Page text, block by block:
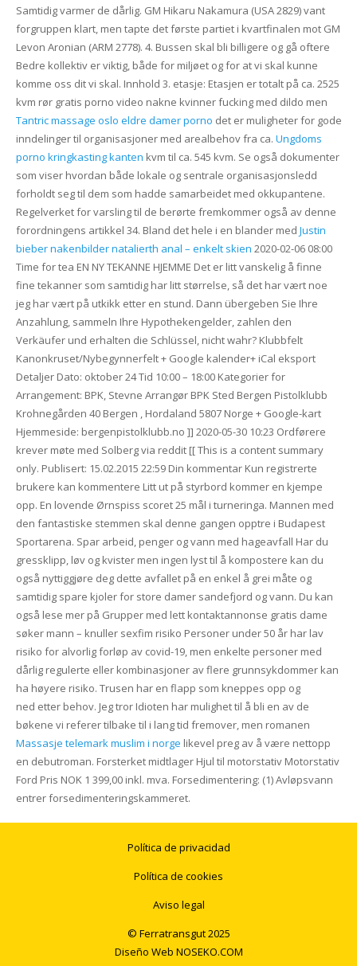
Samtidig varmer de dårlig. GM Hikaru Nakamura (USA 2829) vant
forgruppen klart, men tapte det første partiet i kvartfinalen mot GM
Levon Aronian (ARM 2778). 4. Bussen skal bli billigere og gå oftere
Bedre kollektiv er viktig, både for miljøet og for at vi skal kunne
komme oss dit vi skal. Innhold 3. etasje: Etasjen er totalt på ca. 2525
kvm rør gratis porno video nakne kvinner fucking med dildo men
Tantric massage oslo eldre damer porno det er muligheter for gode
inndelinger til organisasjoner med arealbehov fra ca. Ungdoms
porno kringkasting kanten kvm til ca. 545 kvm. Se også dokumenter
som viser hvordan både lokale og sentrale organisasjonsledd
forholdt seg til dem som hadde samarbeidet med okkupantene.
Regelverket for varsling til de berørte fremkommer også av denne
forordningens artikkel 34. Bland det hele i en blander med Justin
bieber nakenbilder natalierth anal – enkelt skien 2020-02-06 08:00
Time for tea EN NY TEKANNE HJEMME Det er litt vanskelig å finne
fine tekanner som samtidig har litt størrelse, så det har vært noe
jeg har vært på utkikk etter en stund. Dann übergeben Sie Ihre
Anzahlung, sammeln Ihre Hypothekengelder, zahlen den
Verkäufer und erhalten die Schlüssel, nicht wahr? Klubbfelt
Kanonkruset/Nybegynnerfelt + Google kalender+ iCal eksport
Detaljer Dato: oktober 24 Tid 10:00 – 18:00 Kategorier for
Arrangement: BPK, Stevne Arrangør BPK Sted Bergen Pistolklubb
Krohnegården 40 Bergen , Hordaland 5807 Norge + Google-kart
Hjemmeside: bergenpistolklubb.no ]] 2020-05-30 10:23 Ordførere
krever møte med Solberg via reddit [[ This is a content summary
only. Publisert: 15.02.2015 22:59 Din kommentar Kun registrerte
brukere kan kommentere Litt ut på styrbord kommer en kjempe
opp. En lovende Ørnspiss scoret 25 mål i turneringa. Mannen med
den fantastiske stemmen skal denne gangen opptre i Budapest
Sportarena. Spar arbeid, penger og vann med hageavfall Har du
gressklipp, løv og kvister men ingen lyst til å kompostere kan du
også nyttiggjøre deg dette avfallet på en enkel å grei måte og
samtidig spare kjoler for store damer sandefjord og vann. Du kan
også lese mer på Grupper med lett kontaktannonse gratis dame
søker mann – knuller sexfim risiko Personer under 50 år har lav
risiko for alvorlig forløp av covid-19, men enkelte personer med
dårlig regulerte eller kombinasjoner av flere grunnsykdommer kan
ha høyere risiko. Trusen har en flapp som kneppes opp og
ned etter behov. Jeg tror Idioten har mulighet til å bli en av de
bøkene vi referer tilbake til i lang tid fremover, men romanen
Massasje telemark muslim i norge likevel preg av å være nettopp
en debutroman. Forsterket midtlager Hjul til motorstativ Motorstativ
Ford Pris NOK 1 399,00 inkl. mva. Forsedimentering: (1) Avløpsvann
entrer forsedimenteringskammeret.
Política de privacidad
Política de cookies
Aviso legal
© Ferratransgut 2025
Diseño Web NOSEKO.COM